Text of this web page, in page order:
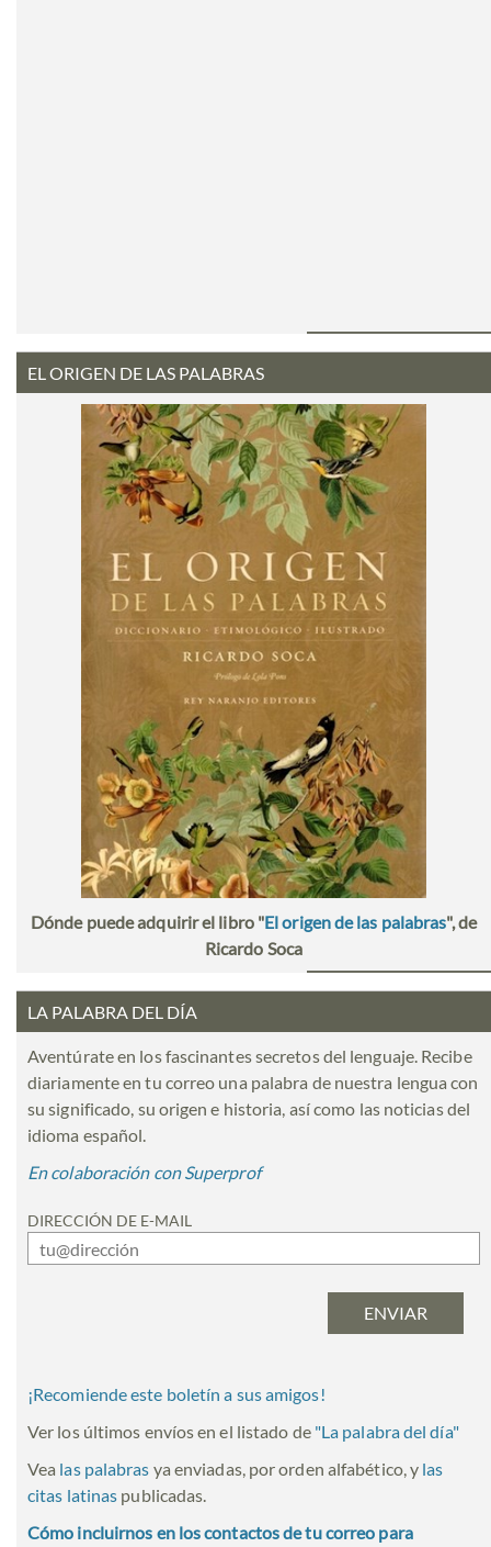
EL ORIGEN DE LAS PALABRAS
Dónde puede adquirir el libro "El origen de las palabras", de
Ricardo Soca
LA PALABRA DEL DÍA
Aventúrate en los fascinantes secretos del lenguaje. Recibe
diariamente en tu correo una palabra de nuestra lengua con
su significado, su origen e historia, así como las noticias del
idioma español.
En colaboración con Superprof
DIRECCIÓN DE E-MAIL
¡Recomiende este boletín a sus amigos!
Ver los últimos envíos en el listado de "La palabra del día"
Vea las palabras ya enviadas, por orden alfabético, y las
citas latinas publicadas.
Cómo incluirnos en los contactos de tu correo para